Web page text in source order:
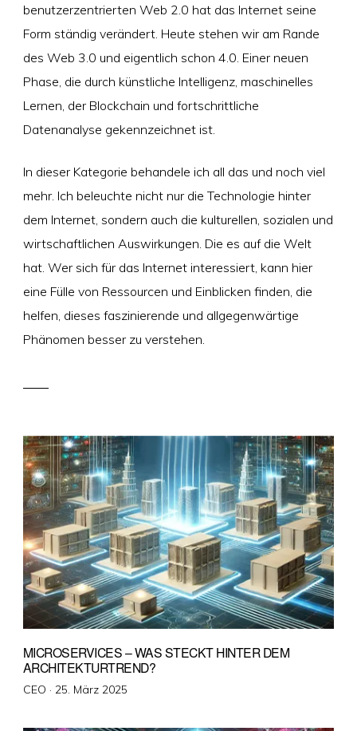
benutzerzentrierten Web 2.0 hat das Internet seine
Form ständig verändert. Heute stehen wir am Rande
des Web 3.0 und eigentlich schon 4.0. Einer neuen
Phase, die durch künstliche Intelligenz, maschinelles
Lernen, der Blockchain und fortschrittliche
Datenanalyse gekennzeichnet ist.
In dieser Kategorie behandele ich all das und noch viel
mehr. Ich beleuchte nicht nur die Technologie hinter
dem Internet, sondern auch die kulturellen, sozialen und
wirtschaftlichen Auswirkungen. Die es auf die Welt
hat. Wer sich für das Internet interessiert, kann hier
eine Fülle von Ressourcen und Einblicken finden, die
helfen, dieses faszinierende und allgegenwärtige
Phänomen besser zu verstehen.
MICROSERVICES – WAS STECKT HINTER DEM
ARCHITEKTURTREND?
CEO · Veröffentlicht
25. März 2025